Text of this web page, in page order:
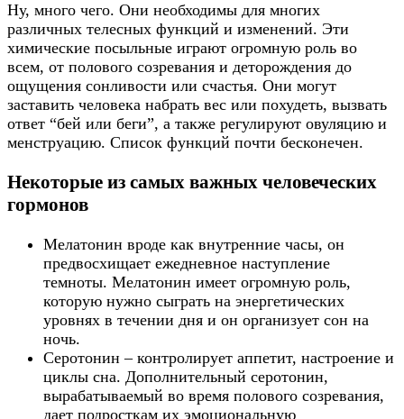
Ну, много чего. Они необходимы для многих
различных телесных функций и изменений. Эти
химические посыльные играют огромную роль во
всем, от полового созревания и деторождения до
ощущения сонливости или счастья. Они могут
заставить человека набрать вес или похудеть, вызвать
ответ “бей или беги”, а также регулируют овуляцию и
менструацию. Список функций почти бесконечен.
Некоторые из самых важных человеческих
гормонов
Мелатонин вроде как внутренние часы, он
предвосхищает ежедневное наступление
темноты. Мелатонин имеет огромную роль,
которую нужно сыграть на энергетических
уровнях в течении дня и он организует сон на
ночь.
Серотонин – контролирует аппетит, настроение и
циклы сна. Дополнительный серотонин,
вырабатываемый во время полового созревания,
дает подросткам их эмоциональную